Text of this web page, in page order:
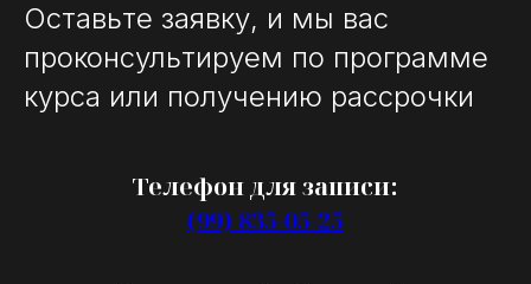
Оставьте заявку, и мы вас
проконсультируем по программе
курса или получению рассрочки
Телефон для записи:
(99) 835-05-25